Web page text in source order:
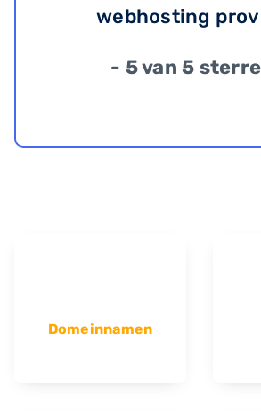
webhosting
- 5 van 5
Domeinnamen